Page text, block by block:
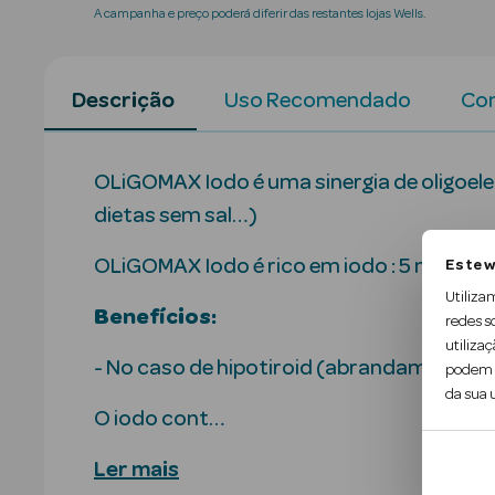
Este
redes
podem
da sua
A campanha e preço poderá diferir das restantes lojas Wells.
Descrição Uso Recomendado
OLiGOMAX Iodo é uma sinergia de
dietas sem sal…)
OLiGOMAX Iodo é rico em iodo : 5 ml
Benefícios:
- No caso de hipotiroid (abrandamento
O iodo cont…
Ler mais